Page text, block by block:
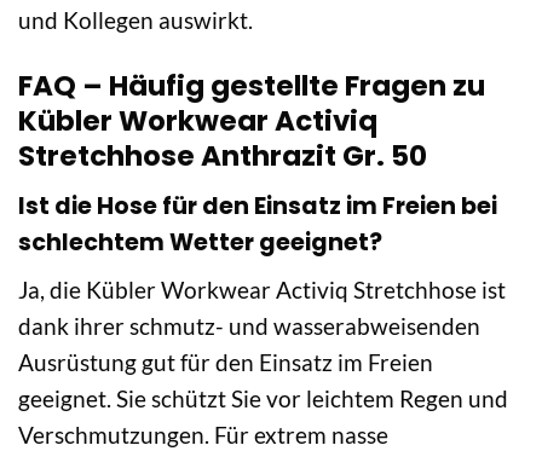
und Kollegen auswirkt.
FAQ – Häufig gestellte Fragen zu
Kübler Workwear Activiq
Stretchhose Anthrazit Gr. 50
Ist die Hose für den Einsatz im Freien bei
schlechtem Wetter geeignet?
Ja, die Kübler Workwear Activiq Stretchhose ist
dank ihrer schmutz- und wasserabweisenden
Ausrüstung gut für den Einsatz im Freien
geeignet. Sie schützt Sie vor leichtem Regen und
Verschmutzungen. Für extrem nasse